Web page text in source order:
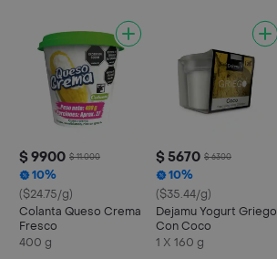
$ 9900 $ 11.000
10%
($24.75/g)
Colanta Queso Crema
Fresco
400 g
$ 5670 $ 6300
10%
($35.44/g)
Dejamu Yogurt Griego
Con Coco
1 X 160 g